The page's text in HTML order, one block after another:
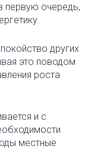
первую очередь,
других
это поводом
роста
и с
местные